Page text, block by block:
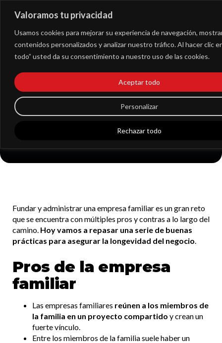
Valoramos tu privacidad
Usamos cookies para mejorar su experiencia de navegación,
contenidos personalizados y analizar nuestro tráfico. Al hacer clic
todo” usted da su consentimiento a nuestro uso de las cookies.
Personalizar
Rechazar todo
Aceptar todo
Cómo administrar una
empresa familiar con
éxito
Fundar y administrar una empresa familiar es un gran reto
que se encuentra con múltiples pros y contras a lo largo del
camino. Hoy vamos a repasar una serie de buenas
prácticas para asegurar la longevidad del negocio.
Pros de la empresa
familiar
Las empresas familiares reúnen a los miembros de
la familia en un proyecto compartido y crean un
fuerte vínculo.
Entre los miembros de la familia suele haber un